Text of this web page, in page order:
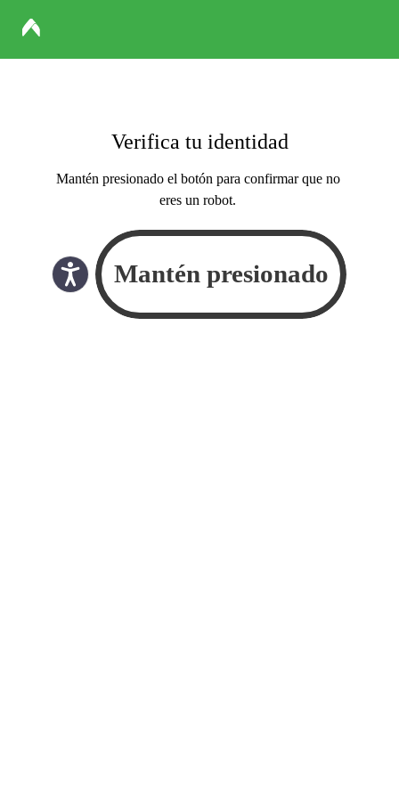
Verifica tu identidad
Mantén presionado el botón para confirmar que no
eres un robot.